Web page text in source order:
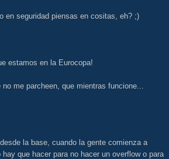
en seguridad piensas en cositas, eh? ;)
estamos en la Eurocopa!
me parcheen, que mientras funcione...
la base, cuando la gente comienza a
hay que hacer para no hacer un overflow o para